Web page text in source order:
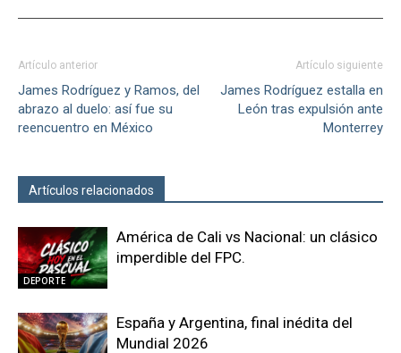
Artículo anterior
James Rodríguez y Ramos, del
abrazo al duelo: así fue su
reencuentro en México
Artículo siguiente
James Rodríguez estalla en
León tras expulsión ante
Monterrey
Artículos relacionados
DEPORTE
América de Cali vs Nacional: un clásico
imperdible del FPC.
España y Argentina, final inédita del
Mundial 2026